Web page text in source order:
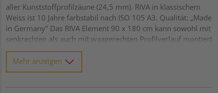
aller Kunststoffprofilzäune (24,5 mm). RIVA in klassischem
Weiss ist 10 Jahre farbstabil nach ISO 105 A3. Qualität: „Made
in Germany" Das RIVA Element 90 x 180 cm kann sowohl mit
senkrechten als auch mit waagerechten Profilverlauf montiert
werden. LONGLIFE Systemhöhe 180 cm hochwertiger
Fenster-Kunststoff, weiß Rahmen: 68 x 48 mm, verschweißt
Mehr anzeigen